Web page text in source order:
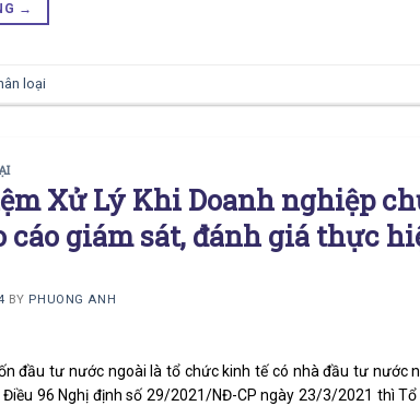
→
loại
Xử Lý Khi Doanh nghiệp
cáo giám sát, đánh giá thực
BY PHUONG ANH
đầu tư nước ngoài là tổ chức kinh tế có nhà đầu tư nước
96 Nghị định số 29/2021/NĐ-CP ngày 23/3/2021 thì